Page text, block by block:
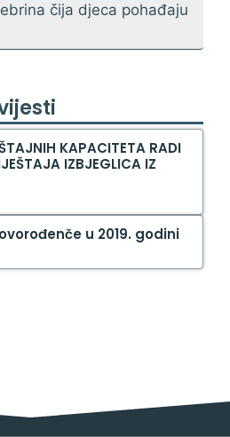
čija djeca pohađaju
KAPACITETA RADI
IZBJEGLICA IZ
u 2019. godini